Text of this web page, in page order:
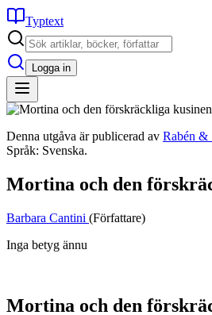
Typtext
Logga in
Denna utgåva är publicerad av Rabén &
Språk: Svenska.
Mortina och den
Barbara Cantini (Författare)
Inga betyg ännu
Mortina och den